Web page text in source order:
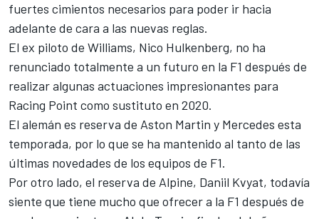
fuertes cimientos necesarios para poder ir hacia
adelante de cara a las nuevas reglas.
El ex piloto de Williams, Nico Hulkenberg, no ha
renunciado totalmente a un futuro en la F1 después de
realizar algunas actuaciones impresionantes para
Racing Point como sustituto en 2020.
El alemán es reserva de Aston Martin y Mercedes esta
temporada, por lo que se ha mantenido al tanto de las
últimas novedades de los equipos de F1.
Por otro lado, el reserva de Alpine, Daniil Kvyat, todavía
siente que tiene mucho que ofrecer a la F1 después de